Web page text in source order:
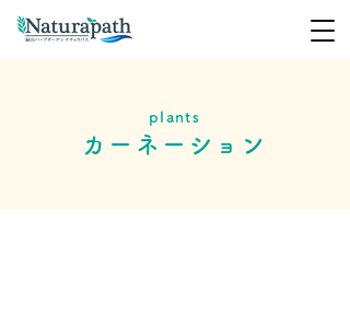
plants
カーネーション